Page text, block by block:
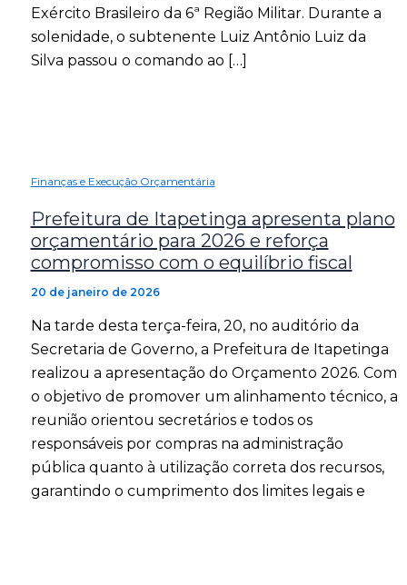
Exército Brasileiro da 6ª Região Militar. Durante a
solenidade, o subtenente Luiz Antônio Luiz da
Silva passou o comando ao […]
Finanças e Execução Orçamentária
Prefeitura de Itapetinga apresenta plano
orçamentário para 2026 e reforça
compromisso com o equilíbrio fiscal
20 de janeiro de 2026
Na tarde desta terça-feira, 20, no auditório da
Secretaria de Governo, a Prefeitura de Itapetinga
realizou a apresentação do Orçamento 2026. Com
o objetivo de promover um alinhamento técnico, a
reunião orientou secretários e todos os
responsáveis por compras na administração
pública quanto à utilização correta dos recursos,
garantindo o cumprimento dos limites legais e